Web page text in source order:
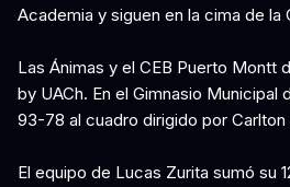
Academia y siguen en la cima de
Las Ánimas y el CEB Puerto Montt
by UACh. En el Gimnasio
93-78 al cuadro dirigido por Carlton
El equipo de Lucas Zurita sumó su